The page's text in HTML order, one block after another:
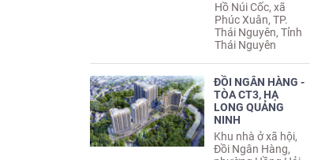
Hồ Núi Cốc, xã
Phúc Xuân, TP.
Thái Nguyên, Tỉnh
Thái Nguyên
ĐỒI NGÂN HÀNG -
TÒA CT3, HẠ
LONG QUẢNG
NINH
Khu nhà ở xã hội,
Đồi Ngân Hàng,